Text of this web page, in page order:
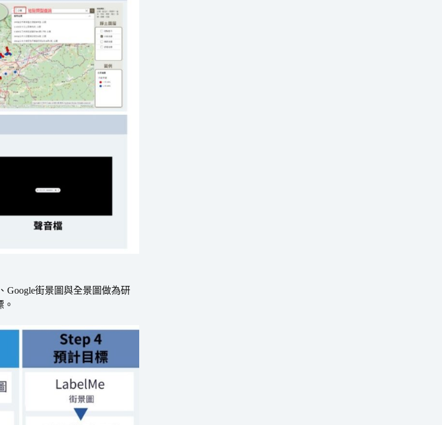
Google街景圖與全景圖做為研